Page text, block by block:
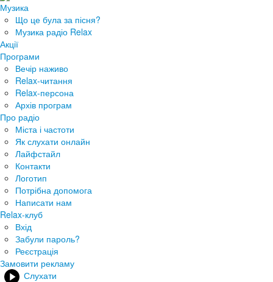
Музика
Що це була за пісня?
Музика радіо Relax
Акції
Програми
Вечір наживо
Relax-читання
Relax-персона
Архів програм
Про радіо
Міста і частоти
Як слухати онлайн
Лайфстайл
Контакти
Логотип
Потрібна допомога
Написати нам
Relax-клуб
Вхід
Забули пароль?
Реєстрація
Замовити рекламу
Слухати